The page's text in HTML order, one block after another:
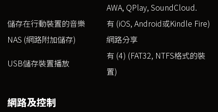
AWA, QPlay, SoundCloud.
儲存在行動裝置的音樂
有 (iOS, Android或Kindle Fire)
NAS (網路附加儲存)
網路分享
USB儲存裝置播放
有 (4) (FAT32, NTFS格式的裝
置)
網路及控制